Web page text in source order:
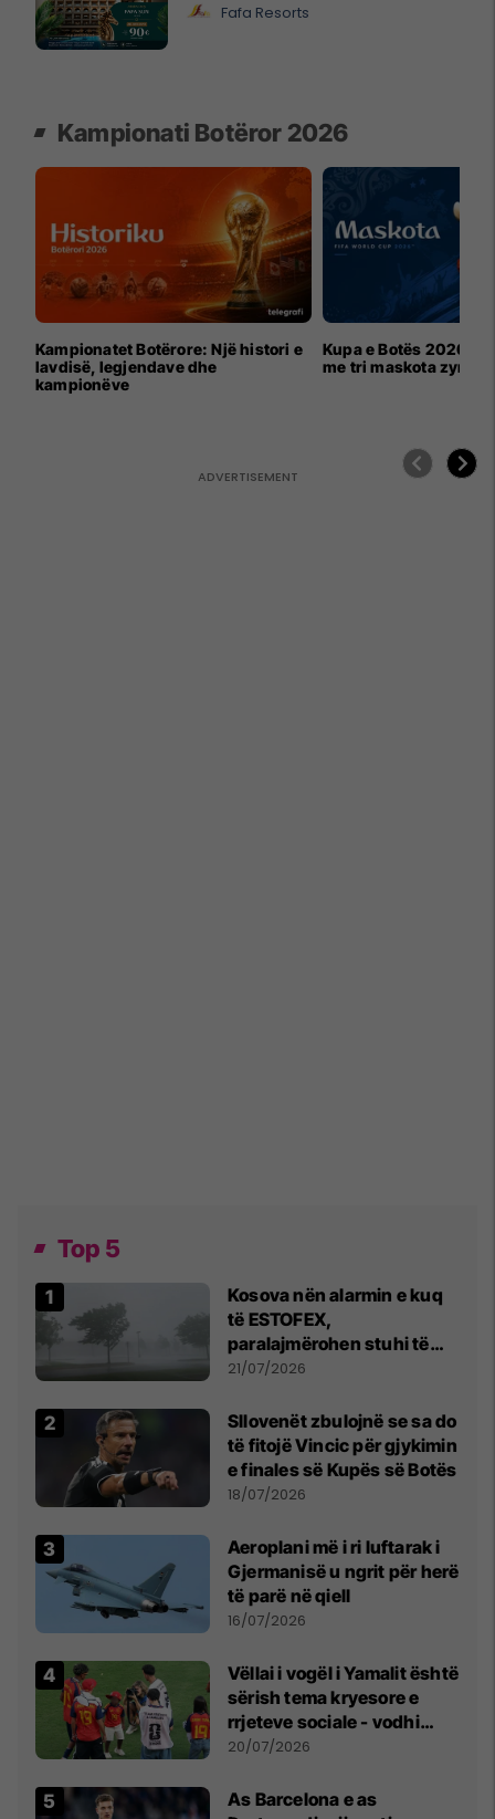
Fafa Resorts
Kampionati Botëror 2026
Kampionatet Botërore: Një histori e
lavdisë, legjendave dhe
kampionëve
Kupa e Botës 2026
me tri maskota zyrtare
Top 5
Kosova nën alarmin e kuq
të ESTOFEX,
paralajmërohen stuhi të
fuqishme me breshër dhe
21/07/2026
Sllovenët zbulojnë se sa do
të fitojë Vincic për gjykimin
e finales së Kupës së Botës
18/07/2026
Aeroplani më i ri luftarak i
Gjermanisë u ngrit për herë
të parë në qiell
16/07/2026
Vëllai i vogël i Yamalit është
sërish tema kryesore e
rrjeteve sociale - vodhi
vëmendjen pas finales së
20/07/2026
As Barcelona e as